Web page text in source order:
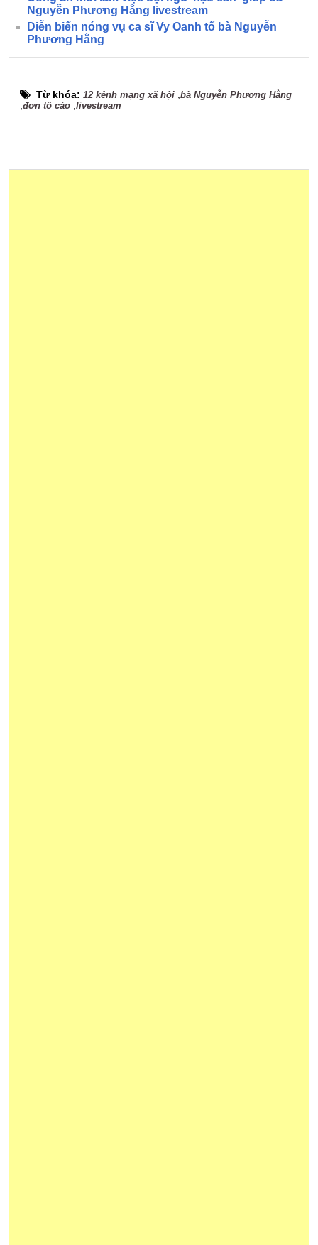
Nguyễn Phương Hằng livestream
Diễn biến nóng vụ ca sĩ Vy Oanh tố bà Nguyễn
Phương Hằng
Từ khóa:12 kênh mạng xã hội ,bà Nguyễn Phương Hằng
,đơn tố cáo ,livestream